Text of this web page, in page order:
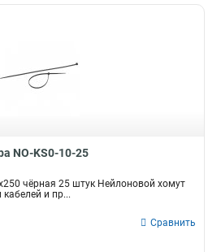
NO-KS0-10-25
чёрная 25 штук Нейлоновой хомут
кабелей и пр...
Сравнить